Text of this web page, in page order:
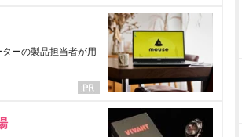
ーの製品担当者が用